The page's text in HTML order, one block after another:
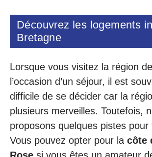
Découvrez les logements
Bretagne
Lorsque vous visitez la région
l’occasion d’un séjour, il est
difficile de se décider car la
plusieurs merveilles. Toutefois,
proposons quelques pistes pour
Vous pouvez opter pour la côte
Rose si vous êtes un amateur